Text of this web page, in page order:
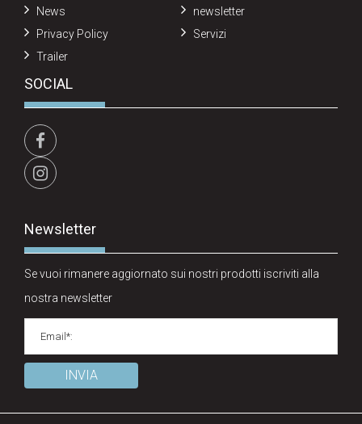
News
newsletter
Privacy Policy
Servizi
Trailer
SOCIAL
Newsletter
Se vuoi rimanere aggiornato sui nostri prodotti iscriviti alla
nostra newsletter